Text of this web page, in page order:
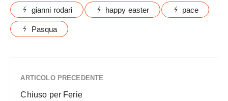
gianni rodari happy easter pace
Pasqua
ARTICOLO PRECEDENTE
Chiuso per Ferie